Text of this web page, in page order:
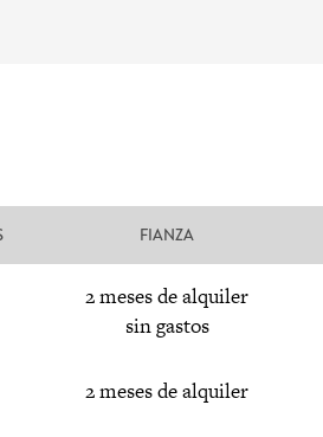
FIANZA
2 meses de alquiler
sin gastos
2 meses de alquiler